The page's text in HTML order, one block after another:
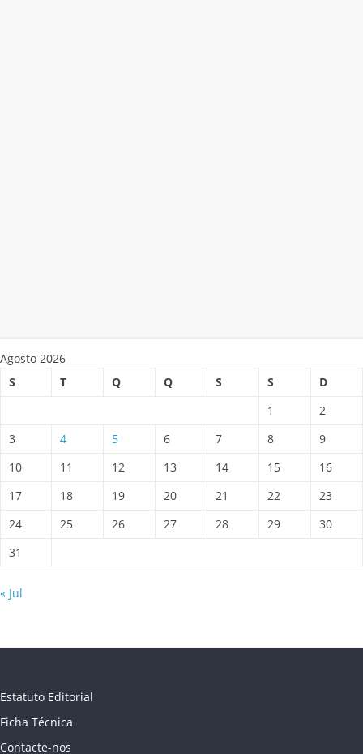
Agosto 2026
S
T Q Q S S
D
1
2
3
4 5 6 7 8
9
10
11 12 13 14 15
16
17
18 19 20 21 22
23
24
25 26 27 28 29
30
31
« Jul
Estatuto Editorial
Ficha Técnica
Contacte-nos